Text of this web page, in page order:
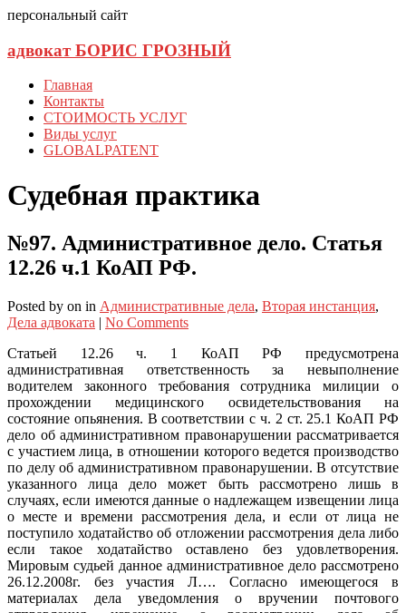
персональный сайт
адвокат БОРИС ГРОЗНЫЙ
Главная
Контакты
СТОИМОСТЬ УСЛУГ
Виды услуг
GLOBALPATENT
Судебная практика
№97. Административное дело. Статья
12.26 ч.1 КоАП РФ.
Posted by on in Административные дела, Вторая инстанция,
Дела адвоката | No Comments
Статьей 12.26 ч. 1 КоАП РФ предусмотрена
административная ответственность за невыполнение
водителем законного требования сотрудника милиции о
прохождении медицинского освидетельствования на
состояние опьянения. В соответствии с ч. 2 ст. 25.1 КоАП РФ
дело об административном правонарушении рассматривается
с участием лица, в отношении которого ведется производство
по делу об административном правонарушении. В отсутствие
указанного лица дело может быть рассмотрено лишь в
случаях, если имеются данные о надлежащем извещении лица
о месте и времени рассмотрения дела, и если от лица не
поступило ходатайство об отложении рассмотрения дела либо
если такое ходатайство оставлено без удовлетворения.
Мировым судьей данное административное дело рассмотрено
26.12.2008г. без участия Л…. Согласно имеющегося в
материалах дела уведомления о вручении почтового